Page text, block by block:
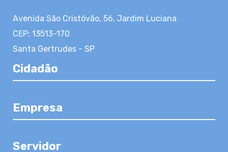
Avenida São Cristóvão, 56, Jardim Luciana
CEP: 13513-170
Santa Gertrudes - SP
Cidadão
Empresa
Servidor